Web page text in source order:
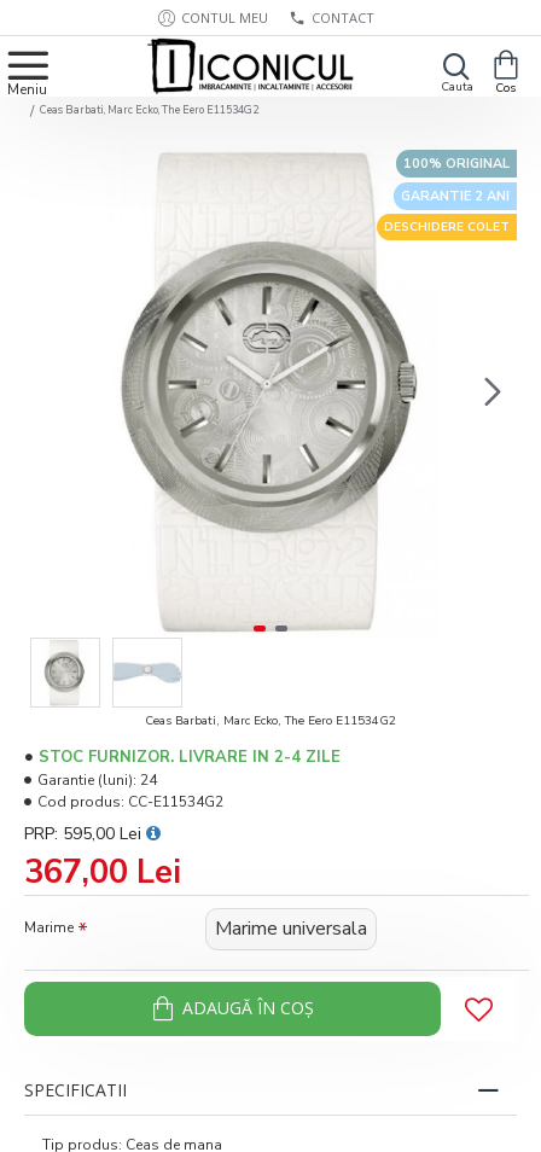
CONTUL MEU CONTACT
Ceas Barbati, Marc Ecko, The Eero E11534G2
GARANTIE 2 ANI
100% ORIGINAL
DESCHIDERE COLET
Ceas Barbati, Marc Ecko, The Eero E11534G2
367,00 Lei
PRP: 595,00 Lei
STOC FURNIZOR. LIVRARE IN 2-4 ZILE
Garantie (luni): 24
Cod produs: CC-E11534G2
Marime Marime universala
ADAUGĂ ÎN COŞ
SPECIFICATII
Tip produs: Ceas de mana